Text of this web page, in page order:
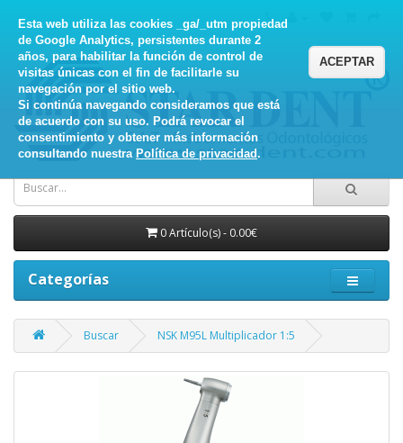
Esta web utiliza las cookies _ga/_utm propiedad
de Google Analytics, persistentes durante 2
años, para habilitar la función de control de
visitas únicas con el fin de facilitarle su
navegación por el sitio web.
Si continúa navegando consideramos que está
de acuerdo con su uso. Podrá revocar el
consentimiento y obtener más información
consultando nuestra Política de privacidad.
ACEPTAR
0 Artículo(s) - 0.00€
Categorías
Buscar NSK M95L Multiplicador 1:5